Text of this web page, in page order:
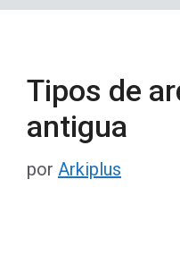
Tipos de
antigua
por Arkiplus